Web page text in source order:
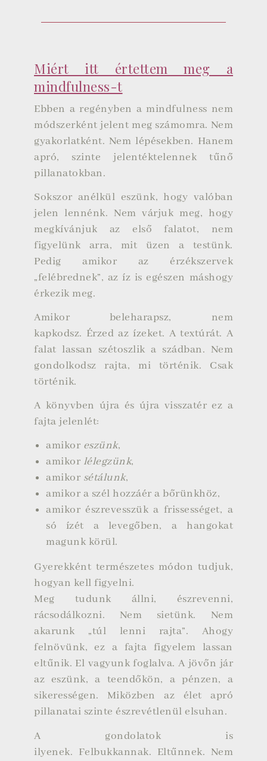
Miért itt értettem meg a
mindfulness-t
Ebben a regényben a mindfulness nem
módszerként jelent meg számomra. Nem
gyakorlatként. Nem lépésekben. Hanem
apró, szinte jelentéktelennek tűnő
pillanatokban.
Sokszor anélkül eszünk, hogy valóban
jelen lennénk. Nem várjuk meg, hogy
megkívánjuk az első falatot, nem
figyelünk arra, mit üzen a testünk.
Pedig amikor az érzékszervek
„felébrednek”, az íz is egészen máshogy
érkezik meg.
Amikor beleharapsz, nem
kapkodsz. Érzed az ízeket. A textúrát. A
falat lassan szétoszlik a szádban. Nem
gondolkodsz rajta, mi történik. Csak
történik.
A könyvben újra és újra visszatér ez a
fajta jelenlét:
amikor eszünk,
amikor lélegzünk,
amikor sétálunk,
amikor a szél hozzáér a bőrünkhöz,
amikor észrevesszük a frissességet, a
só ízét a levegőben, a hangokat
magunk körül.
Gyerekként természetes módon tudjuk,
hogyan kell figyelni.
Meg tudunk állni, észrevenni,
rácsodálkozni. Nem sietünk. Nem
akarunk „túl lenni rajta”. Ahogy
felnövünk, ez a fajta figyelem lassan
eltűnik. El vagyunk foglalva. A jövőn jár
az eszünk, a teendőkön, a pénzen, a
sikerességen. Miközben az élet apró
pillanatai szinte észrevétlenül elsuhan.
A gondolatok is
ilyenek. Felbukkannak. Eltűnnek. Nem